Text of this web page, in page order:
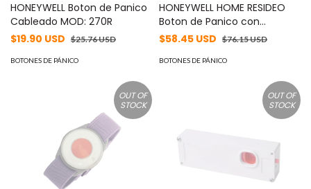
HONEYWELL Boton de Panico
Cableado MOD: 270R
$19.90 USD $25.76 USD
BOTONES DE PÁNICO
HONEYWELL HOME RESIDEO
Boton de Panico con
Tecnologia Vplex MOD:
$58.45 USD $76.15 USD
BOTONES DE PÁNICO
OUT OF
STOCK
OUT OF
STOCK